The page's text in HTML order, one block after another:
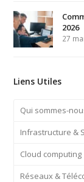
2026
27
Liens Utiles
Qui sommes-
Infrastructure &
Cloud computing
Réseaux &